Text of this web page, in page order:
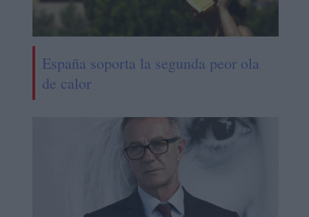
España soporta la segunda peor ola
de calor